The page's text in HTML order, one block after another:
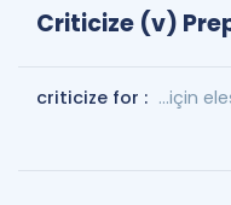
Criticize (v)
criticize for : …için